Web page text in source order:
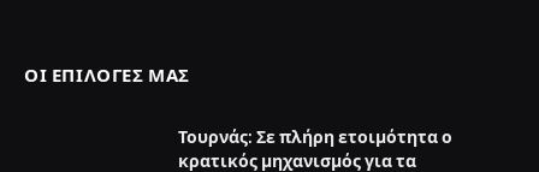
ΟΙ ΕΠΙΛΟΓΈΣ ΜΑΣ
Τουρνάς: Σε πλήρη ετοιμότητα ο
κρατικός μηχανισμός για τα